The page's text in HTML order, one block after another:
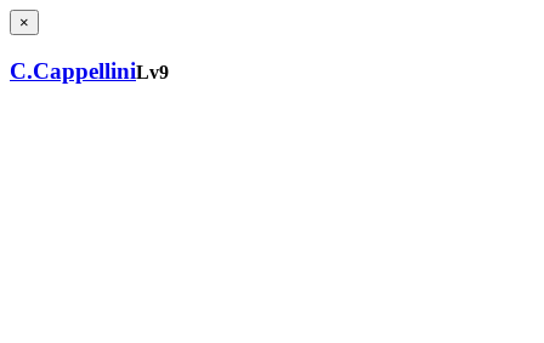
×
C.CappelliniLv9